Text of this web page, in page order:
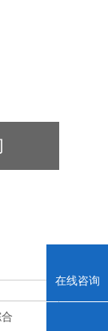
在线咨询